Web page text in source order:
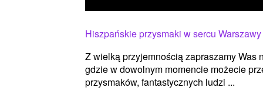
Hiszpańskie przysmaki w sercu Warszawy
Z wielką przyjemnością zapraszamy Was
gdzie w dowolnym momencie możecie
przysmaków, fantastycznych ludzi ...